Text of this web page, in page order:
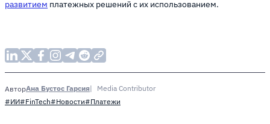
развитием платежных решений с их использованием.
АвторАна Бустос Гарсия
Media Contributor
#ИИ#FinTech#Новости#Платежи